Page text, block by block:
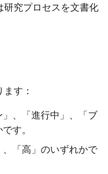
Português
Українська
の使用
でメディアをホスト
とメモリ使用量の制
研究プロセスを文書化
す：
、「進行中」、「ブ
す。
「高」のいずれかで